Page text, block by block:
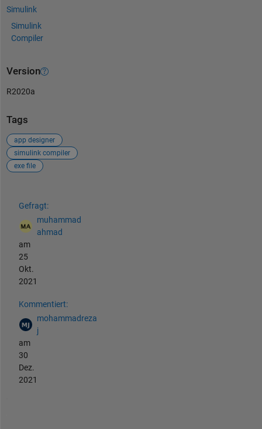
Simulink
Simulink
Compiler
Version
R2020a
Tags
app designer
simulink compiler
exe file
Gefragt:
muhammad
ahmad
am
25
Okt.
2021
Kommentiert:
mohammadreza
j
am
30
Dez.
2021